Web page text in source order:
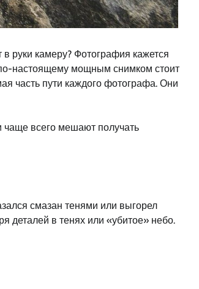
в руки камеру? Фотография кажется
настоящему мощным снимком стоит
часть пути каждого фотографа. Они
чаще всего мешают получать
смазан тенями или выгорел
деталей в тенях или «убитое» небо.